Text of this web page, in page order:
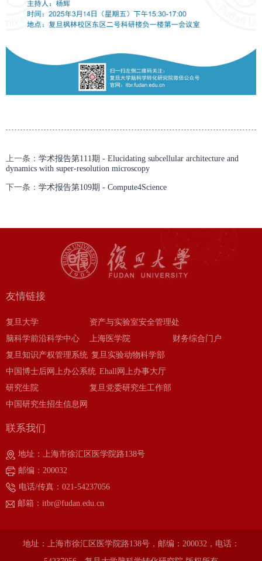
上一条： 学术报告第111期 - Elucidating subcellular architecture and
dynamics with super-resolution microscopy
下一条： 学术报告第109期 - Compute4Science
友情链接
复旦大学
资产与实验室安全管理处
脑科学前沿科学中心
上海医学院
财务综合门户
复旦知识产权管理系统 复旦实验动物科学部
中国博士后网上办公系统 Ehall网上办事大厅
研究生院
复旦党委研究生工作部
中国研究生招生信息网
联系我们
地址：上海市徐汇区医学院路138号
邮编：200032
电话/传真：021-54237056
邮箱：itbr@fudan.edu.cn
地址：上海市徐汇区医学院路138号，邮编：200032，电话：